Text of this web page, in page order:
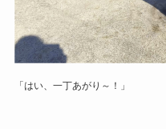
「はい、一丁あがり～！」